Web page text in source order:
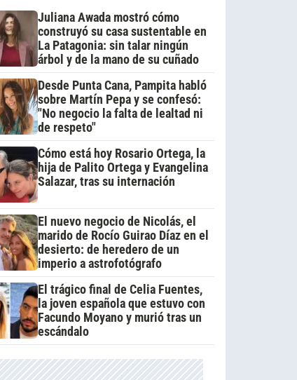
Juliana Awada mostró cómo
construyó su casa sustentable en
La Patagonia: sin talar ningún
árbol y de la mano de su cuñado
Desde Punta Cana, Pampita habló
sobre Martín Pepa y se confesó:
"No negocio la falta de lealtad ni
de respeto"
Cómo está hoy Rosario Ortega, la
hija de Palito Ortega y Evangelina
Salazar, tras su internación
El nuevo negocio de Nicolás, el
marido de Rocío Guirao Díaz en el
desierto: de heredero de un
imperio a astrofotógrafo
El trágico final de Celia Fuentes,
la joven española que estuvo con
Facundo Moyano y murió tras un
escándalo